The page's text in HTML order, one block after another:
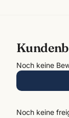
Noch keine
Noch keine